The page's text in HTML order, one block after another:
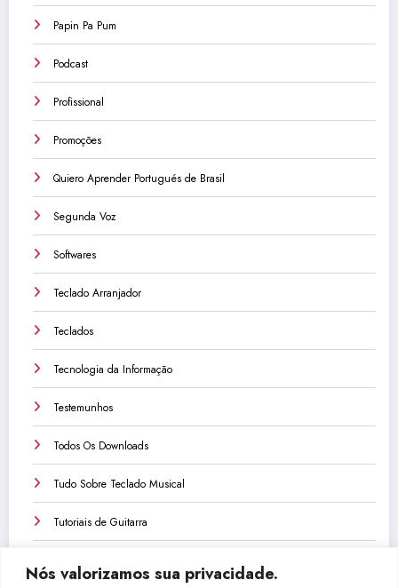
Nós valorizamos sua privacidade.
Papin Pa Pum
Podcast
Profissional
Promoções
Quiero Aprender Portugués de Brasil
Segunda Voz
Softwares
Teclado Arranjador
Teclados
Tecnologia da Informação
Testemunhos
Todos Os Downloads
Tudo Sobre Teclado Musical
Tutoriais de Guitarra